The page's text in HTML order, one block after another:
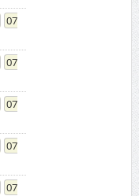
07
07
07
07
07